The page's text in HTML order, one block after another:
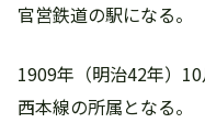
官営鉄道の駅になる。
1909年（明治42年）
西本線の所属となる。